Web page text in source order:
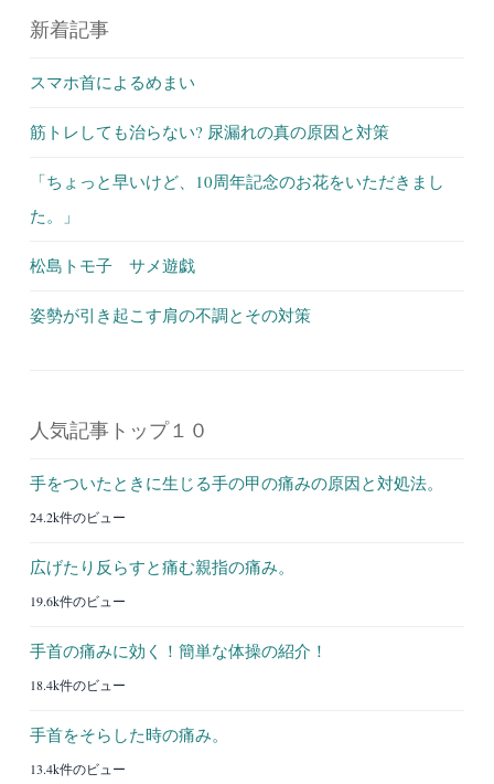
新着記事
スマホ首によるめまい
筋トレしても治らない? 尿漏れの真の原因と対策
「ちょっと早いけど、10周年記念のお花をいただきまし
た。」
松島トモ子 サメ遊戯
姿勢が引き起こす肩の不調とその対策
人気記事トップ１０
手をついたときに生じる手の甲の痛みの原因と対処法。
24.2k件のビュー
広げたり反らすと痛む親指の痛み。
19.6k件のビュー
手首の痛みに効く！簡単な体操の紹介！
18.4k件のビュー
手首をそらした時の痛み。
13.4k件のビュー